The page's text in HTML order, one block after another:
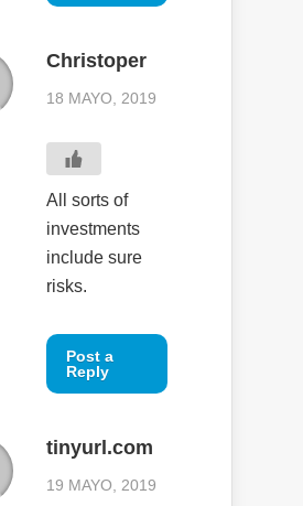
Christoper
18 MAYO, 2019
All sorts of
investments
include sure
risks.
Post a
Reply
tinyurl.com
19 MAYO, 2019